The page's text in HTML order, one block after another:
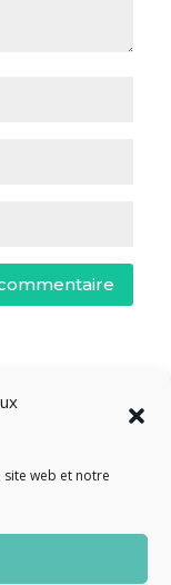
web et notre